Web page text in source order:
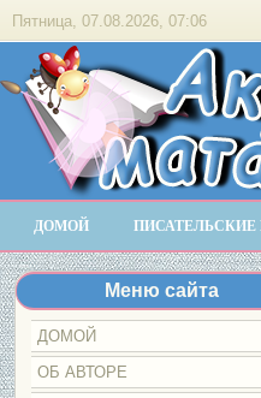
Пятница, 07.08.2026, 07:06
ДОМОЙ ПИСАТЕЛЬСКИЕ
Меню сайта
ДОМОЙ
ОБ АВТОРЕ